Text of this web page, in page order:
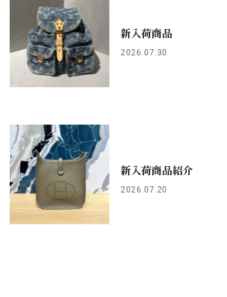
新入荷商品
2026.07.30
新入荷商品紹介
2026.07.20